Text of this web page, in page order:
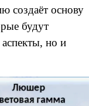
создаёт основу
будут
аспекты, но и